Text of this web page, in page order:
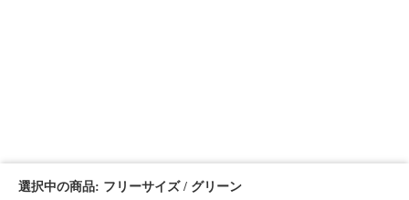
選択中の商品: フリーサイズ / グリーン